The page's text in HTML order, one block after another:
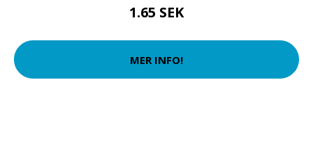
1.65 SEK
MER INFO!